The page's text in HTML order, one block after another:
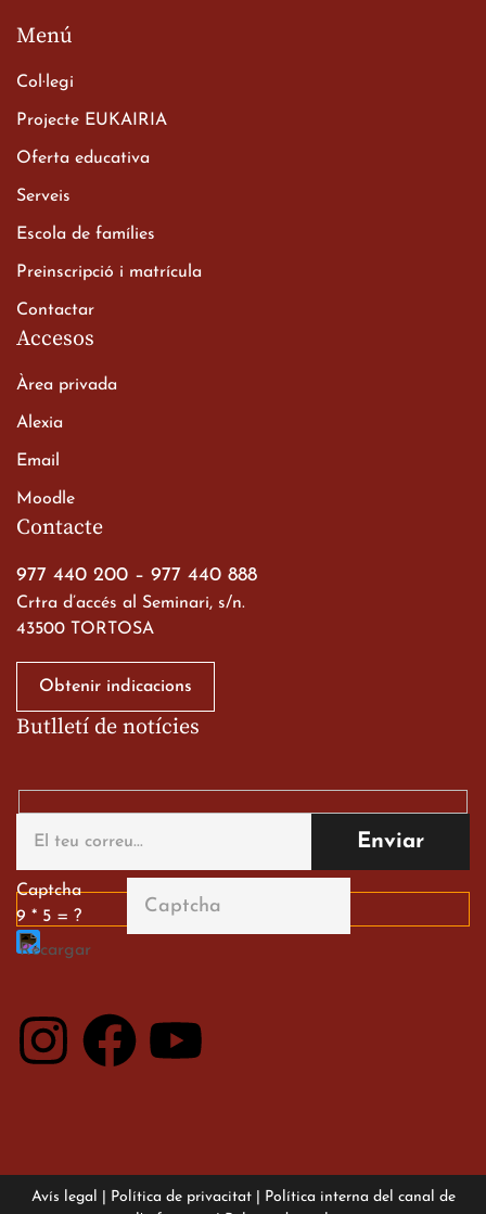
Xerrada del Sr. Bisbe als
Batxillerat
a les ciutats imperials
alumnes al Tortosa
English Festival
13 de març de 2026
Contacte
977 440 200 – 977 440 888
Crtra d’accés al Seminari, s/n.
43500 TORTOSA
Obtenir indicacions
Menú
Col·legi
Projecte EUKAIRIA
Oferta educativa
Serveis
Escola de famílies
Preinscripció i matrícula
Contactar
Accesos
Àrea privada
Alexia
Email
Moodle
Butlletí de notícies
Captcha
9 * 5 = ?
Avís legal Política de privacitat| Política interna del canal de